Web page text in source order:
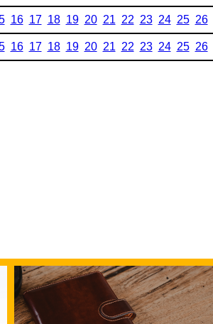
16 17 18 19 20 21 22 23 24 25 26
16 17 18 19 20 21 22 23 24 25 26